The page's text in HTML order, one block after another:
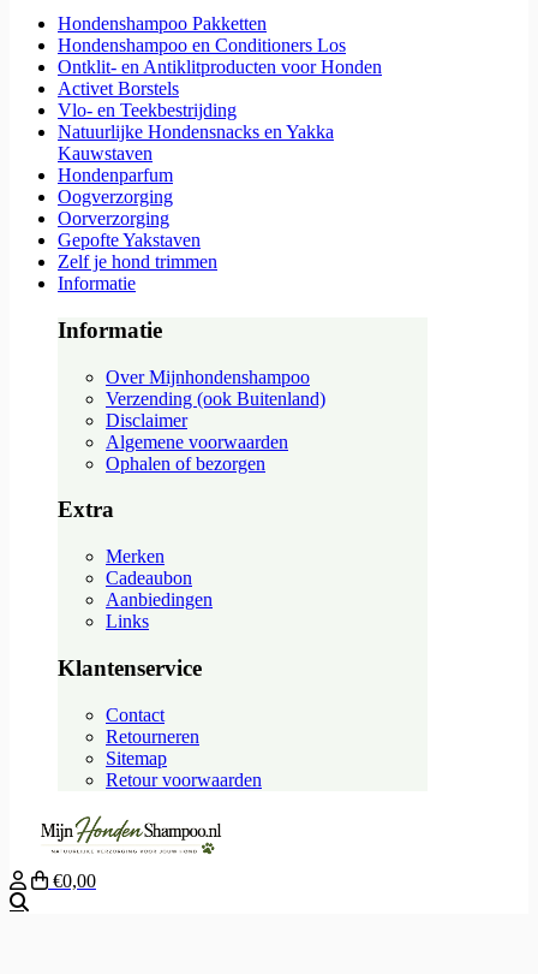
Hondenshampoo Pakketten
Hondenshampoo en Conditioners Los
Ontklit- en Antiklitproducten voor Honden
Activet Borstels
Vlo- en Teekbestrijding
Natuurlijke Hondensnacks en Yakka
Kauwstaven
Hondenparfum
Oogverzorging
Oorverzorging
Gepofte Yakstaven
Zelf je hond trimmen
Informatie
Informatie
Over Mijnhondenshampoo
Verzending (ook Buitenland)
Disclaimer
Algemene voorwaarden
Ophalen of bezorgen
Extra
Merken
Cadeaubon
Aanbiedingen
Links
Klantenservice
Contact
Retourneren
Sitemap
Retour voorwaarden
€0,00